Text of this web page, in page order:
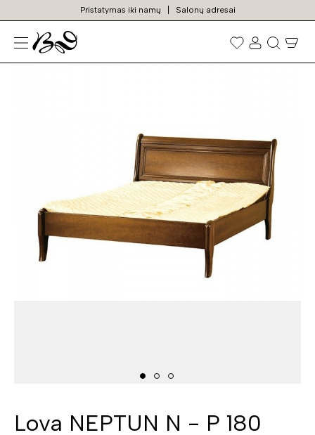
Pristatymas iki namų Salonų adresai
Prekių
paieška
N
Lova NEPTUN N - P 180